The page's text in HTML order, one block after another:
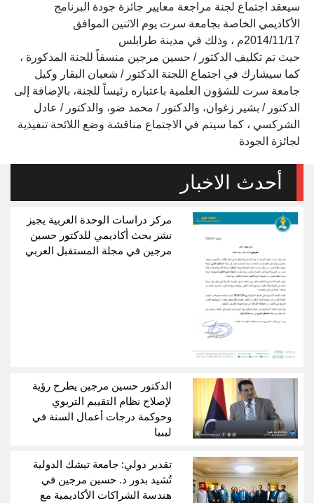
سيعقد اجتماع لجنة مراجعة معايير جائزة جودة البرنامج
الأكاديمي الخاصة بجامعة سرت يوم الاثنين الموافق
2014/11/17م ، وذلك في مدينة طرابلس
حيث تم تكليف الدكتور / حسين مرجين منسقاً للجنة المذكورة ،
كما سيشارك في اجتماع اللجنة الدكتور / شعبان البقار وكيل
جامعة سرت للشؤون العلمية باعتباره رئيساً للجنة، بالإضافة إلى
الدكتور / بشير زغوان، والدكتور / محمد ضو، والدكتور / عادل
الشركسي ، كما سيتم في الاجتماع مناقشة وضع اللائحة تنفيذية
لجائزة الجودة
أحدث الاخبار
مركز دراسات الوحدة العربية يجيز
نشر بحث أكاديمي للدكتور حسين
مرجين في مجلة المستقبل العربي
الدكتور حسين مرجين يطرح رؤية
لإصلاح نظام التقييم التربوي
وحوكمة درجات أعمال السنة في
ليبيا
تقدير دولي: جامعة تيشك الدولية
تُشيد بدور د. حسين مرجين في
هندسة الشراكات الأكاديمية مع